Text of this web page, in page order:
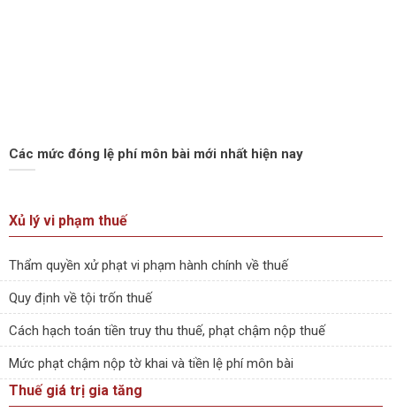
Các mức đóng lệ phí môn bài mới nhất hiện nay
Xủ lý vi phạm thuế
Thẩm quyền xử phạt vi phạm hành chính về thuế
Quy định về tội trốn thuế
Cách hạch toán tiền truy thu thuế, phạt chậm nộp thuế
Mức phạt chậm nộp tờ khai và tiền lệ phí môn bài
Thuế giá trị gia tăng